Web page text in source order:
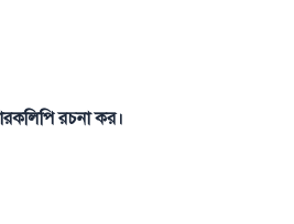
রচনা কর।